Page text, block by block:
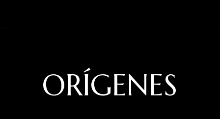
ORÍGENES